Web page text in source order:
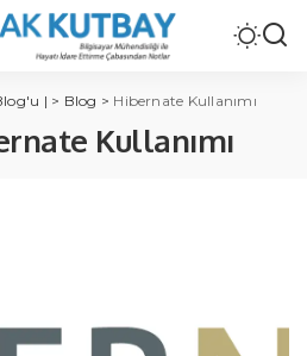
| > Blog > Hibernate Kullanımı
Kullanımı